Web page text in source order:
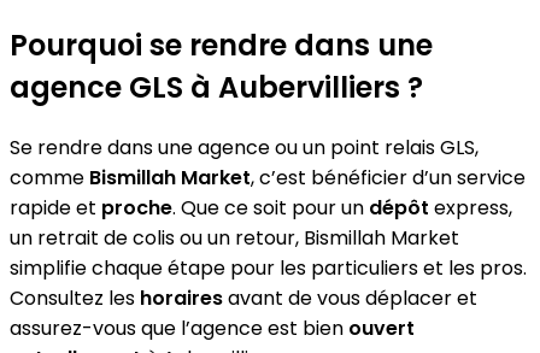
Pourquoi se rendre dans une
agence GLS à Aubervilliers ?
Se rendre dans une agence ou un point relais GLS,
comme Bismillah Market, c’est bénéficier d’un service
rapide et proche. Que ce soit pour un dépôt express,
un retrait de colis ou un retour, Bismillah Market
simplifie chaque étape pour les particuliers et les pros.
Consultez les horairesavant de vous déplacer et
assurez-vous que l’agence est bien ouvert